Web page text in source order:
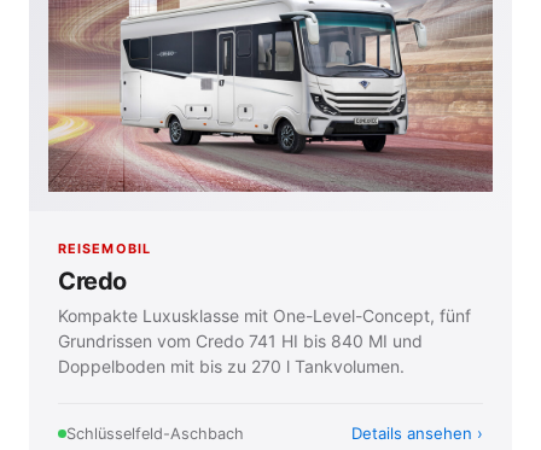
REISEMOBIL
Credo
Kompakte Luxusklasse mit One-Level-Concept, fünf
Grundrissen vom Credo 741 HI bis 840 MI und
Doppelboden mit bis zu 270 l Tankvolumen.
Schlüsselfeld-Aschbach Details ansehen